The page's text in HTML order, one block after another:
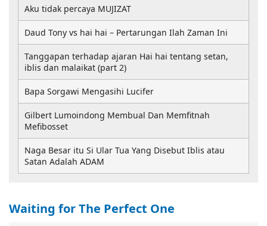
Waiting for The Perfect One
Aku tidak percaya MUJIZAT
Daud Tony vs hai hai – Pertarungan Ilah Zaman Ini
Tanggapan terhadap ajaran Hai hai tentang setan,
iblis dan malaikat (part 2)
Bapa Sorgawi Mengasihi Lucifer
Gilbert Lumoindong Membual Dan Memfitnah
Mefibosset
Naga Besar itu Si Ular Tua Yang Disebut Iblis atau
Satan Adalah ADAM